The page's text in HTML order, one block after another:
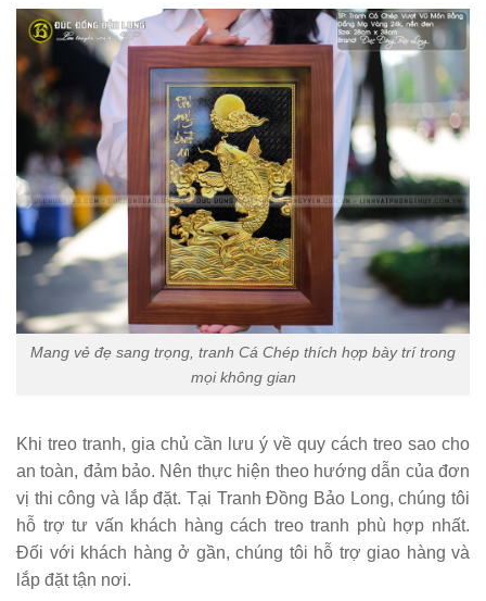
Mang vẻ đẹ sang trọng, tranh Cá Chép thích hợp bày trí trong
mọi không gian
Khi treo tranh, gia chủ cần lưu ý về quy cách treo sao cho
an toàn, đảm bảo. Nên thực hiện theo hướng dẫn của đơn
vị thi công và lắp đặt. Tại Tranh Đồng Bảo Long, chúng tôi
hỗ trợ tư vấn khách hàng cách treo tranh phù hợp nhất.
Đối với khách hàng ở gần, chúng tôi hỗ trợ giao hàng và
lắp đặt tận nơi.